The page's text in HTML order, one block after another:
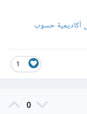
أكاديمية حسوب
1
0